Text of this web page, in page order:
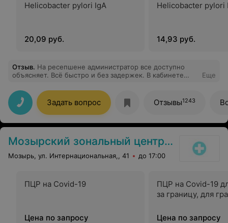
Helicobacter pylori IgA
20,09 руб.
Helicobacter pylori
14,93 руб.
Отзыв. На ресепшене администратор все доступно
объясняет. Всё быстро и без задержек. В кабинете
Просто супер.
Еще
Задать вопрос Отзывы1243
Мозырский зональный центр гигиены и эпидемиологии
Мозырь, ул. Интернациональная,, 41 до 17:00
ПЦР на Covid-19
Цена по запросу
ПЦР на Covid-19
за границу, для
Цена по запросу